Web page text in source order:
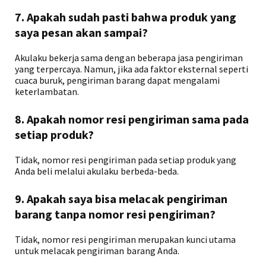
7. Apakah sudah pasti bahwa produk yang
saya pesan akan sampai?
Akulaku bekerja sama dengan beberapa jasa pengiriman
yang terpercaya. Namun, jika ada faktor eksternal seperti
cuaca buruk, pengiriman barang dapat mengalami
keterlambatan.
8. Apakah nomor resi pengiriman sama pada
setiap produk?
Tidak, nomor resi pengiriman pada setiap produk yang
Anda beli melalui akulaku berbeda-beda.
9. Apakah saya bisa melacak pengiriman
barang tanpa nomor resi pengiriman?
Tidak, nomor resi pengiriman merupakan kunci utama
untuk melacak pengiriman barang Anda.